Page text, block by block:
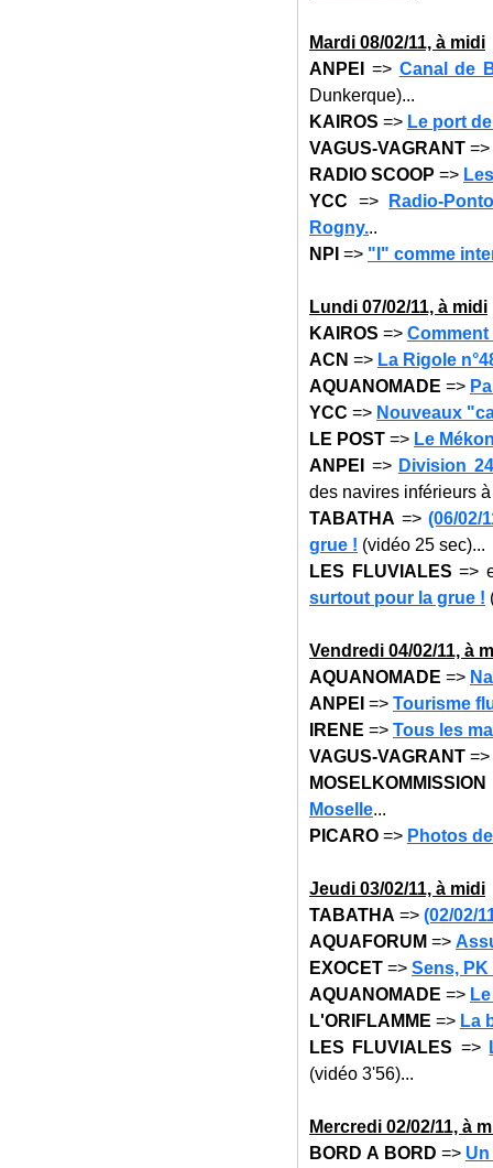
Mardi 08/02/11, à midi
ANPEI => Canal de
Dunkerque)...
KAIROS => Le port
VAGUS-VAGRANT =>
RADIO SCOOP =>
YCC =>
Radio-
Rogny...
NPI => "I" comme
Lundi 07/02/11, à midi
KAIROS =>
ACN => La Rigole
AQUANOMADE =>
YCC => Nouveaux
LE POST => Le
ANPEI => Division
des navires inférieurs à
TABATHA =>(06/02/
grue ! (vidéo 25 sec)...
LES FLUVIALES =>
surtout pour la grue !
Vendredi 04/02/11, à
AQUANOMADE =>
ANPEI => Tourisme
IRENE => Tous les
VAGUS-VAGRANT =>
Moselle...
PICARO => Photos
Jeudi 03/02/11, à midi
TABATHA => (02/02/
AQUAFORUM =>
EXOCET => Sens, PK
AQUANOMADE =>
L'ORIFLAMME => La
LES FLUVIALES =>
(vidéo 3'56)...
Mercredi 02/02/11, à
BORD A BORD =>